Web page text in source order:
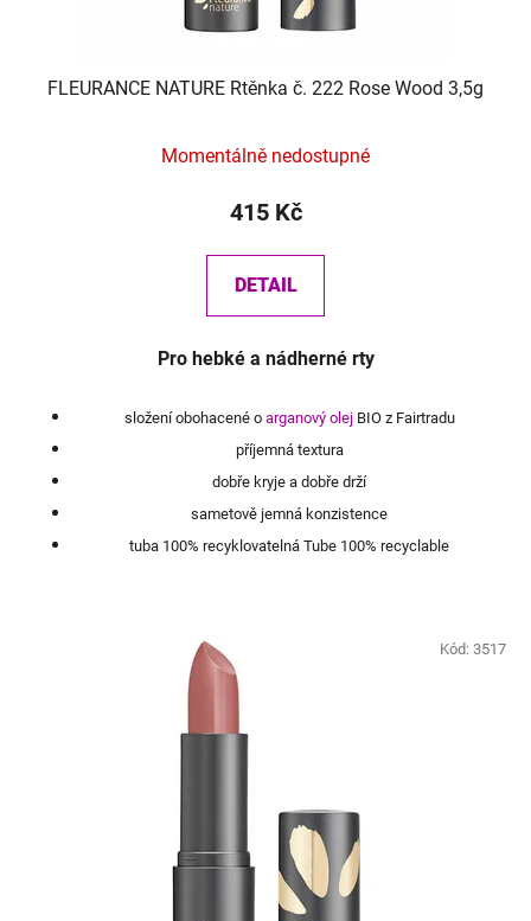
FLEURANCE NATURE Rtěnka č. 222 Rose Wood 3,5g
Momentálně nedostupné
415 Kč
DETAIL
Pro hebké a nádherné rty
složení obohacené o arganový olejBIO z Fairtradu
příjemná textura
dobře kryje a dobře drží
sametově jemná konzistence
tuba 100% recyklovatelná Tube 100% recyclable
Kód: 3517